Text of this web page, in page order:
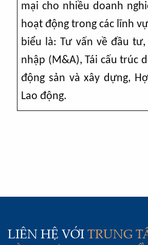
mại cho nhiều doanh
hoạt động trong các lĩnh
biểu là: Tư vấn về đầu
nhập (M&A), Tái cấu trúc
động sản và xây dựng,
Lao động.
LIÊN HỆ VỚI TRUNG